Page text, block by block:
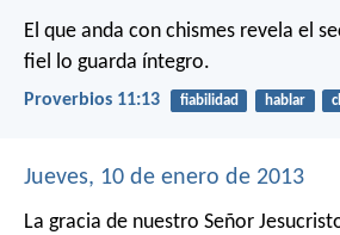
El que anda con chismes revela el
fiel lo guarda íntegro.
Proverbios 11:13 fiabilidad hablar
Jueves, 10 de enero de 2013
La gracia de nuestro Señor